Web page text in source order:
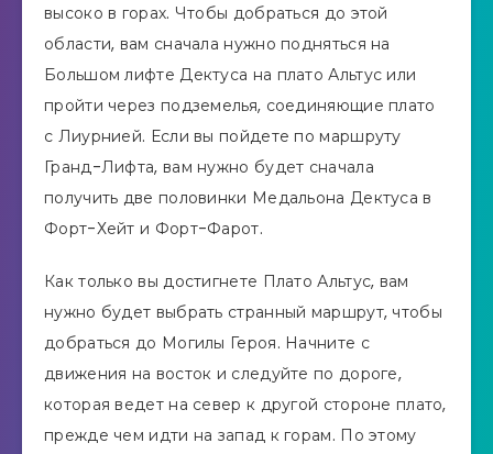
высоко в горах. Чтобы добраться до этой
области, вам сначала нужно подняться на
Большом лифте Дектуса на плато Альтус или
пройти через подземелья, соединяющие плато
с Лиурнией. Если вы пойдете по маршруту
Гранд-Лифта, вам нужно будет сначала
получить две половинки Медальона Дектуса в
Форт-Хейт и Форт-Фарот.
Как только вы достигнете Плато Альтус, вам
нужно будет выбрать странный маршрут, чтобы
добраться до Могилы Героя. Начните с
движения на восток и следуйте по дороге,
которая ведет на север к другой стороне плато,
прежде чем идти на запад к горам. По этому